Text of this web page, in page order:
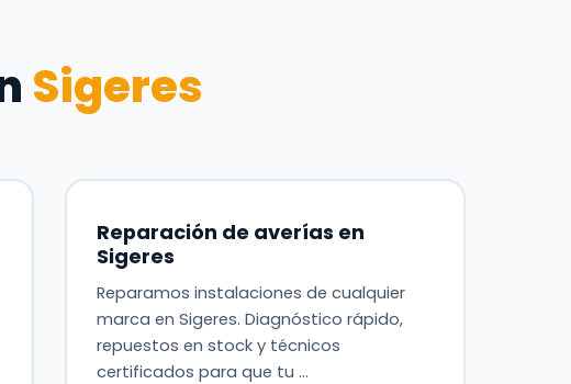
Sigeres
Reparación de averías en
Sigeres
Reparamos instalaciones de cualquier
marca en Sigeres. Diagnóstico rápido,
repuestos en stock y técnicos
certificados para que tu …